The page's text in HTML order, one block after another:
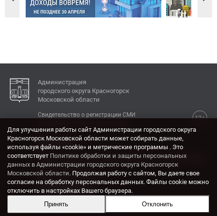
Администрация
городского округа Красногорск
Московской области
12+
Свидетельство о регистрации СМИ
КОНТАКТЫ
Адрес: 143404, Московская область, г. Красногорск,
ул. Ленина, дом 4.
Электронная почта:
krasrn@mosreg.ru
Разработка и поддержка сайта ADN
Для улучшения работы сайт Администрации городского округа
Красногорск Московской области может собирать данные,
используя файлы «cookie» и метрические программы . Это
соответствует Политике обработки и защиты персональных
данных в Администрации городского округа Красногорск
Московской области. Продолжая работу с сайтом, Вы даете свое
согласие на обработку персональных данных. Файлы cookie можно
отключить в настройках Вашего браузера.
Принять
Отклонить